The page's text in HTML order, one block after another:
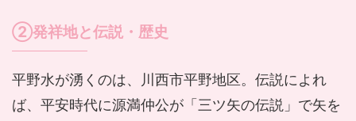
②発祥地と伝説・歴史
平野水が湧くのは、川西市平野地区。伝説によれ
ば、平安時代に源満仲公が「三ツ矢の伝説」で矢を